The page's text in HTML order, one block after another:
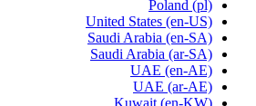
Poland (pl)
United States (en-US)
Saudi Arabia (en-SA)
Saudi Arabia (ar-SA)
UAE (en-AE)
UAE (ar-AE)